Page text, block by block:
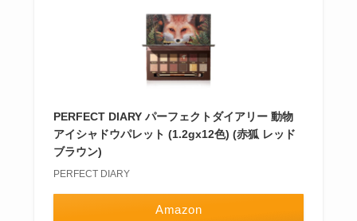
PERFECT DIARY パーフェクトダイアリー 動物
アイシャドウパレット (1.2gx12色) (赤狐 レッド
ブラウン)
PERFECT DIARY
Amazon